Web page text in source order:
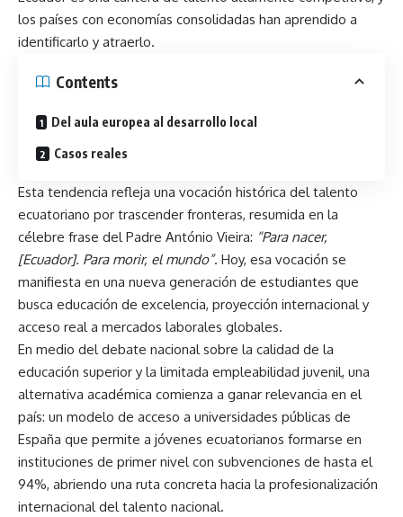
los países con economías consolidadas han aprendido a
identificarlo y atraerlo.
Contents
Del aula europea al desarrollo local
Casos reales
Esta tendencia refleja una vocación histórica del talento
ecuatoriano por trascender fronteras, resumida en la
célebre frase del Padre António Vieira: “Para nacer,
[Ecuador]. Para morir, el mundo”. Hoy, esa vocación se
manifiesta en una nueva generación de estudiantes que
busca educación de excelencia, proyección internacional y
acceso real a mercados laborales globales.
En medio del debate nacional sobre la calidad de la
educación superior y la limitada empleabilidad juvenil, una
alternativa académica comienza a ganar relevancia en el
país: un modelo de acceso a universidades públicas de
España que permite a jóvenes ecuatorianos formarse en
instituciones de primer nivel con subvenciones de hasta el
94%, abriendo una ruta concreta hacia la profesionalización
internacional del talento nacional.